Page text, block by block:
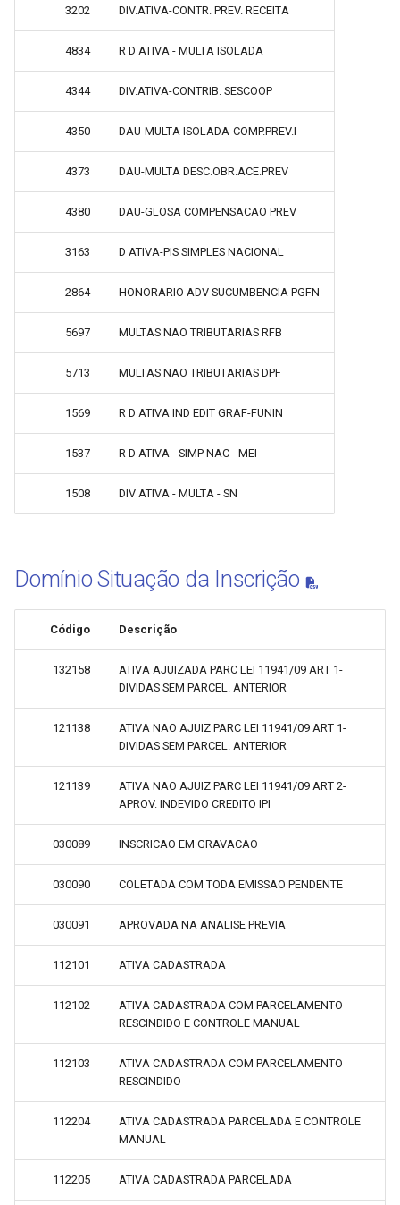
3202 DIV.ATIVA-CONTR. PREV. RECEITA
4834 R D ATIVA - MULTA ISOLADA
4344 DIV.ATIVA-CONTRIB. SESCOOP
4350 DAU-MULTA ISOLADA-COMP.PREV.I
4373 DAU-MULTA DESC.OBR.ACE.PREV
4380 DAU-GLOSA COMPENSACAO PREV
3163 D ATIVA-PIS SIMPLES NACIONAL
2864 HONORARIO ADV SUCUMBENCIA PGFN
5697 MULTAS NAO TRIBUTARIAS RFB
5713 MULTAS NAO TRIBUTARIAS DPF
1569 R D ATIVA IND EDIT GRAF-FUNIN
1537 R D ATIVA - SIMP NAC - MEI
1508 DIV ATIVA - MULTA - SN
Domínio Situação da Inscrição
Código Descrição
132158
ATIVA AJUIZADA PARC LEI 11941/09 ART 1-
DIVIDAS SEM PARCEL. ANTERIOR
121138
ATIVA NAO AJUIZ PARC LEI 11941/09 ART 1-
DIVIDAS SEM PARCEL. ANTERIOR
121139
ATIVA NAO AJUIZ PARC LEI 11941/09 ART 2-
APROV. INDEVIDO CREDITO IPI
030089 INSCRICAO EM GRAVACAO
030090 COLETADA COM TODA EMISSAO PENDENTE
030091 APROVADA NA ANALISE PREVIA
112101 ATIVA CADASTRADA
112102
ATIVA CADASTRADA COM PARCELAMENTO
RESCINDIDO E CONTROLE MANUAL
112103
ATIVA CADASTRADA COM PARCELAMENTO
RESCINDIDO
112204
ATIVA CADASTRADA PARCELADA E CONTROLE
MANUAL
112205 ATIVA CADASTRADA PARCELADA